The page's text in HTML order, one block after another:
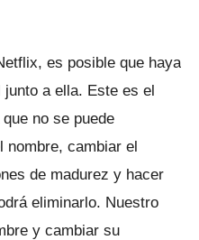
es posible que haya
junto a ella. Este es el
no se puede
nombre, cambiar el
de madurez y hacer
eliminarlo. Nuestro
y cambiar su